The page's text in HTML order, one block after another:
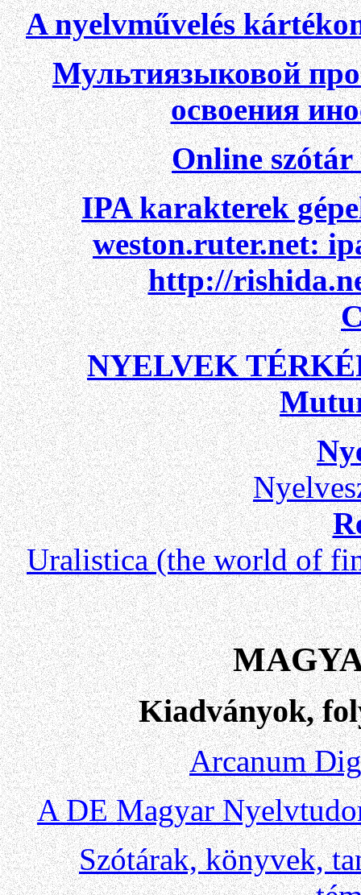
A nyelvművelés
Мультиязыковой
освоения
Online
IPA karakterek
weston.ruter.net:
http://
NYELVEK
Uralistica (the world of
Kiadványok,
Arcanum
A DE Magyar
Szótárak, könyvek,